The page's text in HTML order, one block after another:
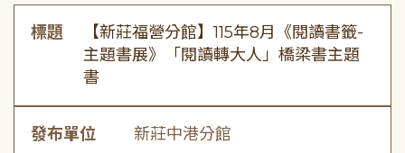
標題
【新莊福營分館】115年8月《閱讀書籤-
主題書展》「閱讀轉大人」橋梁書主題
書
發布單位 新莊中港分館